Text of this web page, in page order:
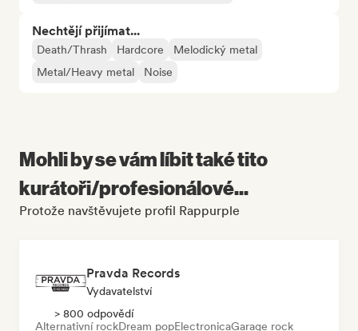
Nechtějí přijímat...
Death/Thrash Hardcore
Melodický metal
Metal/Heavy metal
Noise
Mohli by se vám líbit také tito
kurátoři/profesionálové...
Protože navštěvujete profil Rappurple
Pravda Records
Vydavatelství
> 800 odpovědí
Alternativní rockDream popElectronicaGarage rock